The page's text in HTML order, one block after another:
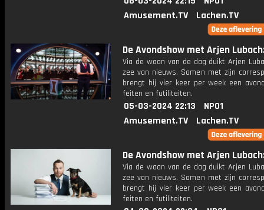
Amusement.TV
Lachen.TV
De Avondshow met Arjen
Via de waan van de dag duikt Arjen
zee van nieuws. Samen met zijn
brengt hij vier keer per week een
feiten en futiliteiten.
05-03-2024 22:13
NPO1
Amusement.TV
Lachen.TV
De Avondshow met Arjen
Via de waan van de dag duikt Arjen
zee van nieuws. Samen met zijn
brengt hij vier keer per week een
feiten en futiliteiten.